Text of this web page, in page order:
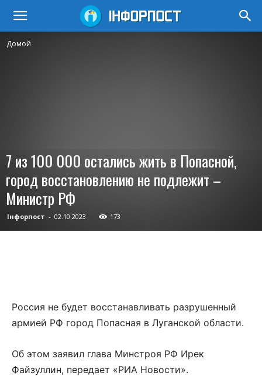
Домой
7 из 100 000 остались жить в Попасной,
город восстановлению не подлежит –
Министр РФ
Інфорпост - 02.10.2023 173
Россия не будет восстанавливать разрушенный
армией РФ город Попасная в Луганской области.
Об этом заявил глава Минстроя РФ Ирек
Файзуллин, передает «РИА Новости».